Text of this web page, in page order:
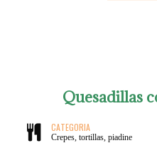
Quesadillas
CATEGORIA
Crepes, tortillas, piadine